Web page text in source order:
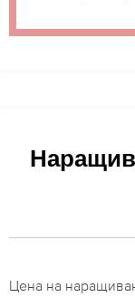
Цена на